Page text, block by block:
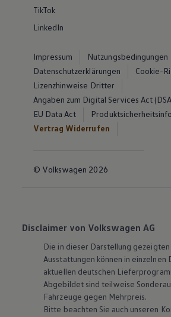
TikTok
LinkedIn
Impressum
Nutzungsbedingungen
Datenschutzerklärungen
Cookie-
Lizenzhinweise Dritter
Angaben zum Digital Services Act
EU Data Act
Vertrag Widerrufen
© Volkswagen 2026
Disclaimer von Volkswagen AG
Die in dieser Darstellung gezeigten
Ausstattungen können in einzelnen
aktuellen deutschen
Abgebildet sind teilweise
Fahrzeuge gegen Mehrpreis.
Bitte beachten Sie auch unseren